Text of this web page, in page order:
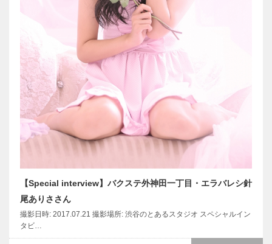
【Special interview】バクステ外神田一丁目・エラバレシ針
尾ありささん
撮影日時: 2017.07.21 撮影場所: 渋谷のとあるスタジオ スペシャルイン
タビ…